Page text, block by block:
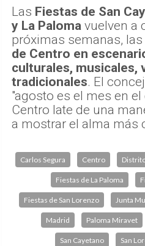
Las Fiestas de San
y La Paloma vuelven a
próximas semanas, las
de Centro en
culturales, musicales,
tradicionales. El
"agosto es el mes en
Centro late de una
a mostrar el alma más
Carlos Segura Centro
Fiestas de La Paloma
Fiestas de San Lorenzo Junta
Madrid Paloma Miravet
San Cayetano San